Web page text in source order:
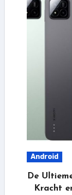
Android
De
Kracht